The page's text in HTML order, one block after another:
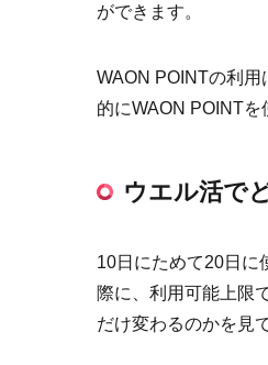
ができます。
WAON POINTの利
的にWAON POINT
ウエル活で
10日にためて20日に
際に、利用可能上限
だけ変わるのかを見